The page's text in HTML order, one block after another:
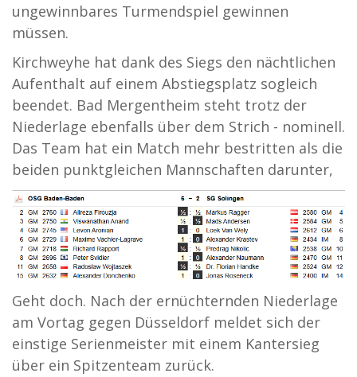
ungewinnbares Turmendspiel gewinnen
müssen.
Kirchweyhe hat dank des Siegs den nächtlichen
Aufenthalt auf einem Abstiegsplatz sogleich
beendet. Bad Mergentheim steht trotz der
Niederlage ebenfalls über dem Strich - nominell.
Das Team hat ein Match mehr bestritten als die
beiden punktgleichen Mannschaften darunter,
Geht doch. Nach der ernüchternden Niederlage
am Vortag gegen Düsseldorf meldet sich der
einstige Serienmeister mit einem Kantersieg
über ein Spitzenteam zurück.